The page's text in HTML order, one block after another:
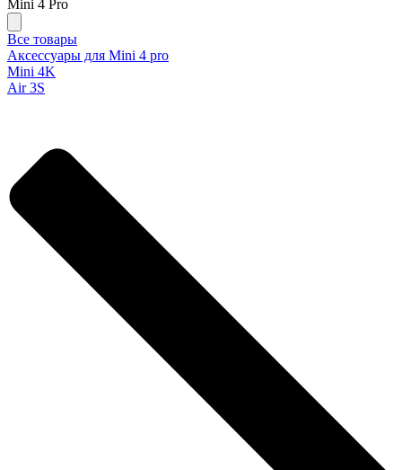
Mini 4 Pro
Все товары
Аксессуары для Mini 4 pro
Mini 4K
Air 3S